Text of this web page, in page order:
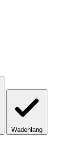
Wadenlang